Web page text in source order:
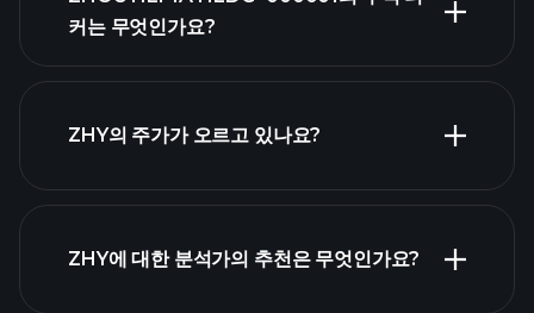
고급 차트
커는 무엇인가요?
ZHY의 주가가 오르고 있나요?
ZHY에 대한 분석가의 추천은 무엇인가요?